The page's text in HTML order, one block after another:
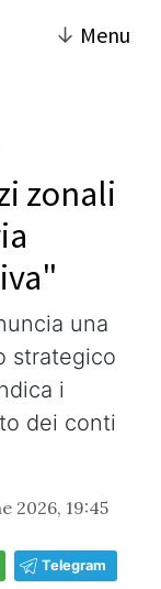
↓ Menu
zonali
una
strategico
i
dei conti
2026, 19:45
Telegram